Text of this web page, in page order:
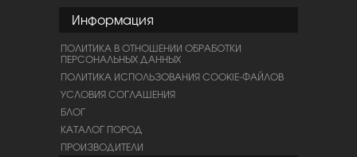
Информация
ПОЛИТИКА В ОТНОШЕНИИ ОБРАБОТКИ
ПЕРСОНАЛЬНЫХ ДАННЫХ
ПОЛИТИКА ИСПОЛЬЗОВАНИЯ COOKIE-ФАЙЛОВ
УСЛОВИЯ СОГЛАШЕНИЯ
БЛОГ
КАТАЛОГ ПОРОД
ПРОИЗВОДИТЕЛИ